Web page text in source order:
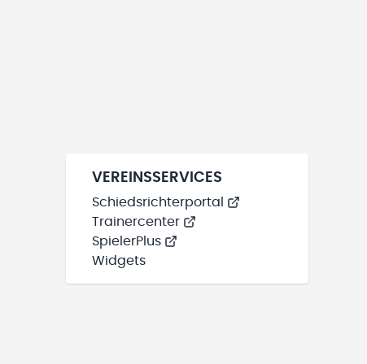
VEREINSSERVICES
Schiedsrichterportal
Trainercenter
SpielerPlus
Widgets